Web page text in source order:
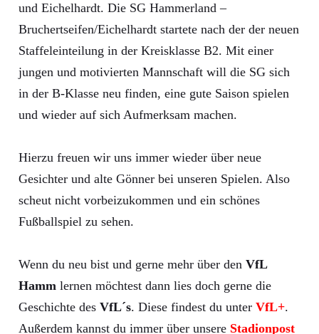
und Eichelhardt. Die SG Hammerland –
Bruchertseifen/Eichelhardt startete nach der der neuen
Staffeleinteilung in der Kreisklasse B2. Mit einer
jungen und motivierten Mannschaft will die SG sich
in der B-Klasse neu finden, eine gute Saison spielen
und wieder auf sich Aufmerksam machen.
Hierzu freuen wir uns immer wieder über neue
Gesichter und alte Gönner bei unseren Spielen. Also
scheut nicht vorbeizukommen und ein schönes
Fußballspiel zu sehen.
Wenn du neu bist und gerne mehr über den VfL
Hamm lernen möchtest dann lies doch gerne die
Geschichte des VfL´s. Diese findest du unter VfL+.
Außerdem kannst du immer über unsere Stadionpost